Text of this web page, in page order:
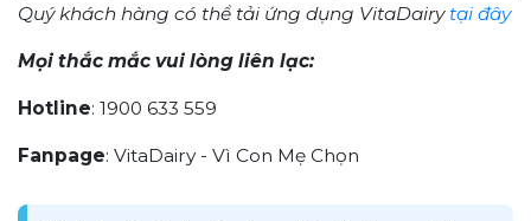
Quý khách hàng có thể tải ứng dụng VitaDairy tại đây
Mọi thắc mắc vui lòng liên lạc:
Hotline: 1900 633 559
Fanpage: VitaDairy - Vì Con Mẹ Chọn